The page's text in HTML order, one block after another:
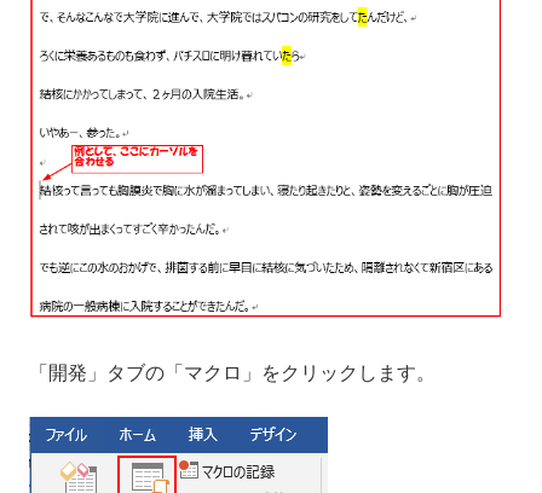
「開発」タブの「マクロ」をクリックします。